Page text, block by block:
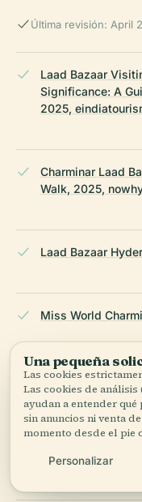
Última revisión: April
Laad Bazaar
Significance: A
2025,
Charminar Laad
Walk, 2025,
Laad Bazaar
Miss World
Laad Bazaar
Hyderabad
Laad Bazaar
Una pequeña
Las cookies
Las cookies de
ayudan a entender
sin anuncios ni venta
momento desde el pie
Personalizar